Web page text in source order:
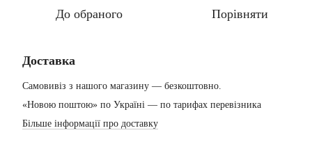
До обраного Порівняти
Доставка
Самовивіз з нашого магазину — безкоштовно.
«Новою поштою» по Україні — по тарифах перевізника
Більше інформації про доставку